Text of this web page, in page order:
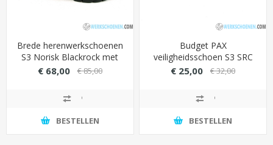
Brede herenwerkschoenen
S3 Norisk Blackrock met
Dri-Lex binnenvoering
€ 68,00 € 85,00
BESTELLEN
Budget PAX
veiligheidsschoen S3 SRC
laag model met stalen
€ 25,00 € 32,00
BESTELLEN